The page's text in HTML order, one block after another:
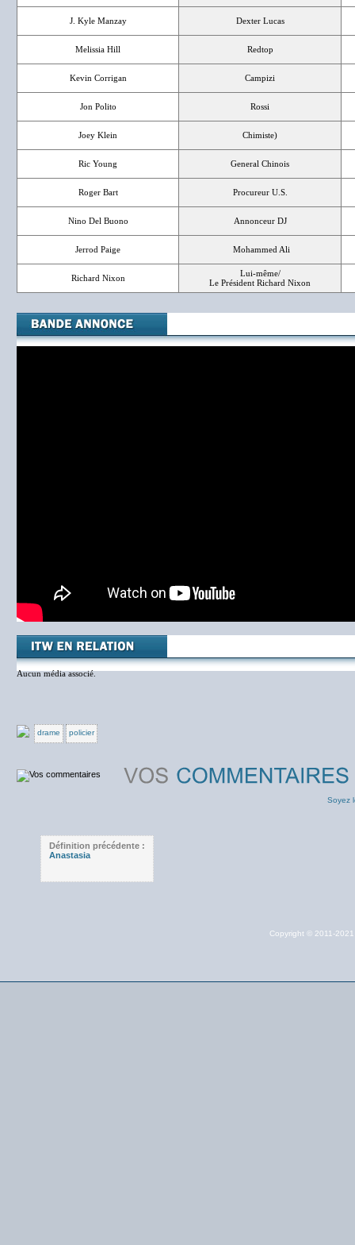
J. Kyle Manzay Dexter Lucas
Melissia Hill Redtop
Kevin Corrigan Campizi
Jon Polito Rossi
Joey Klein Chimiste)
Ric Young General Chinois
Roger Bart Procureur U.S.
Nino Del Buono Annonceur DJ
Jerrod Paige Mohammed Ali
Richard Nixon
Lui-même/
Le Président Richard Nixon
Aucun média associé.
drame policier
Soyez
Définition précédente :
Anastasia
Copyright © 2011-